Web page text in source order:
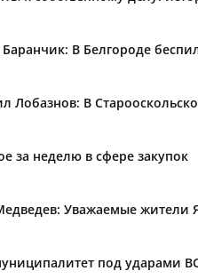
В Белгороде
Лобазнов: В
за неделю в сфере закупок
Уважаемые жители
под ударами